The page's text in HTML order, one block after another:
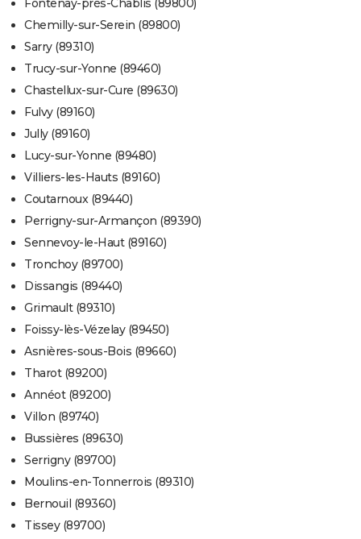
Fontenay-près-Chablis (89800)
Chemilly-sur-Serein (89800)
Sarry (89310)
Trucy-sur-Yonne (89460)
Chastellux-sur-Cure (89630)
Fulvy (89160)
Jully (89160)
Lucy-sur-Yonne (89480)
Villiers-les-Hauts (89160)
Coutarnoux (89440)
Perrigny-sur-Armançon (89390)
Sennevoy-le-Haut (89160)
Tronchoy (89700)
Dissangis (89440)
Grimault (89310)
Foissy-lès-Vézelay (89450)
Asnières-sous-Bois (89660)
Tharot (89200)
Annéot (89200)
Villon (89740)
Bussières (89630)
Serrigny (89700)
Moulins-en-Tonnerrois (89310)
Bernouil (89360)
Tissey (89700)